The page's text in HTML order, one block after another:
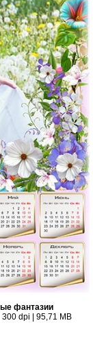
фантазии
dpi | 95,71 MB